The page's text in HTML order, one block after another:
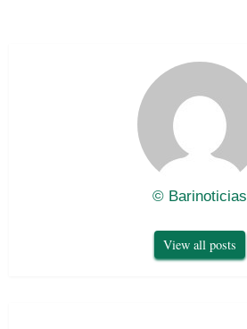
© Barinoticias
View all posts